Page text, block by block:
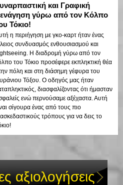
και Γραφική
γύρω από τον Κόλπο
Τόκιο!
η περιήγηση με γκο-καρτ ήταν ένας
συνδυασμός ενθουσιασμού και
Η διαδρομή γύρω από τον
του Τόκιο προσέφερε εκπληκτική θέα
πόλη και στη διάσημη γέφυρα του
Τόξου. Ο οδηγός μας ήταν
διασφαλίζοντας ότι ήμασταν
ενώ περνούσαμε αξέχαστα. Αυτή
σίγουρα ένας από τους πιο
τρόπους για να δεις το
αξιολογήσεις